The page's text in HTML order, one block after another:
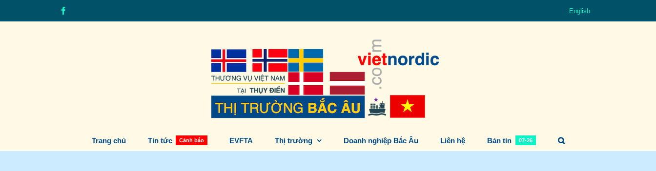
English
Trang chủ Tin tức Cảnh báo EVFTA Thị trường Doanh nghiệp Bắc Âu Liên hệ Bản tin 07-26